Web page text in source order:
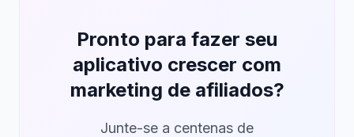
Pronto para fazer seu
aplicativo crescer com
marketing de afiliados?
Junte-se a centenas de